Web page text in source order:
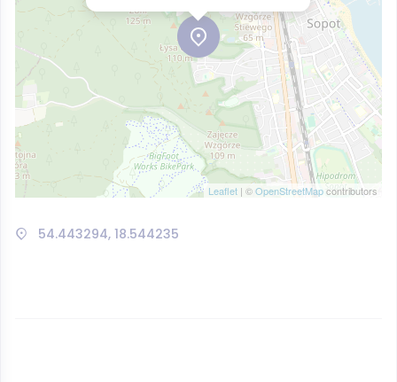
Leaflet | ©OpenStreetMapcontributors
54.443294, 18.544235